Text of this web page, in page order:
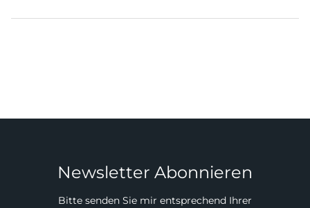
Newsletter Abonnieren
Bitte senden Sie mir entsprechend Ihrer